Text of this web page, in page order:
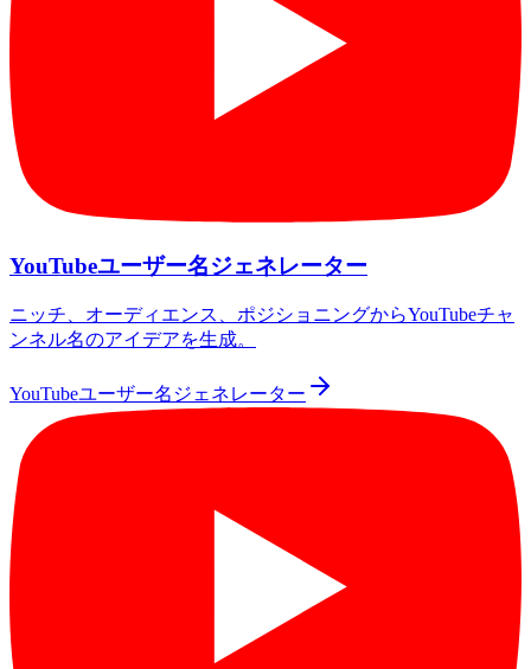
YouTubeユーザー名ジェネレーター
ニッチ、オーディエンス、ポジショニングからYouTubeチャ
ンネル名のアイデアを生成。
YouTubeユーザー名ジェネレーター